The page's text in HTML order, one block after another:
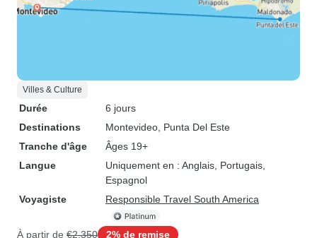
Villes & Culture
Durée
6 jours
Destinations
Montevideo , Punta Del Este
Tranche d'âge
Âges 19+
Langue
Uniquement en : Anglais, Portugais,
Espagnol
Voyagiste
Responsible Travel South America
À partir de €2,350 2% de remise